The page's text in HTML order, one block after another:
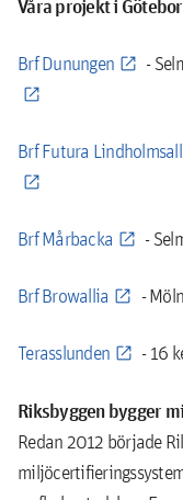
Våra projekt i
Brf Dunungen -
Brf Futura
Brf Mårbacka -
Brf Browallia -
Terasslunden - 16
Riksbyggen bygger
Redan 2012 började